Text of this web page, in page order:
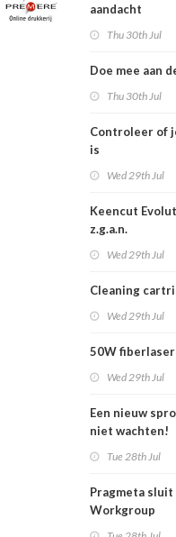
aandacht
Thu 30th Jul
Doe mee aan
Thu 30th Jul
Controleer of
is
Wed 29th Jul
Keencut
z.g.a.n.
Wed 29th Jul
Cleaning
Wed 29th Jul
50W
Wed 29th Jul
Een nieuw
niet wachten!
Tue 28th Jul
Pragmeta sluit
Workgroup